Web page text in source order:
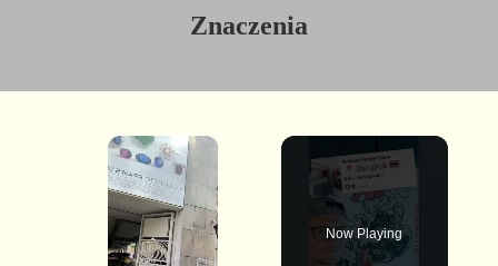
Znaczenia
×
Now Playing